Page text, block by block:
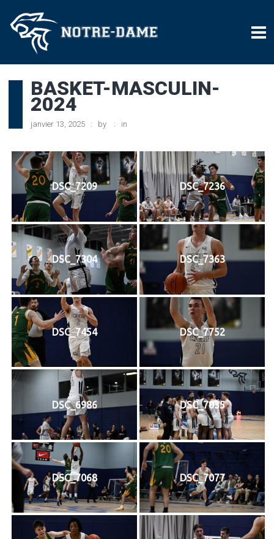
BASKET-MASCULIN-
2024
janvier 13, 2025 by in
DSC_7209 DSC_7236
DSC_7304 DSC_7363
DSC_7454 DSC_7752
DSC_6986 DSC_7035
DSC_7068 DSC_7077